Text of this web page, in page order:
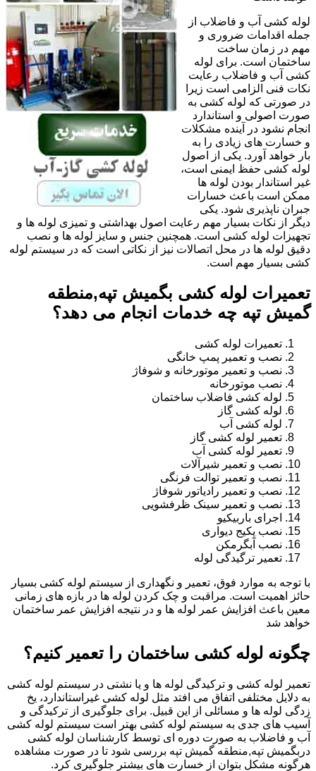
لوله کشی آب و فاضلاب از
جمله اقدامات ضروری و
مهم در زمان ساخت
ساختمان است. برای لوله
کشی آب و فاضلاب رعایت
نکات فنی الزامی است زیرا
در صورتی که لوله کشی به
صورت اصولی و استاندارد
انجام نشود در آینده مشکلات
و خسارت های زیادی را به
بار خواهد آورد. یکی از اصول
لوله کشی حفظ ایمنی است،
غیر استاندار بودن لوله ها
ممکن است باعث خسارات
جبران ناپذیری شود. یکی
دیگر از نکات بسیار مهم رعایت اصول بهداشتی و تمیزی لوله ها و
تجهیزات لوله کشی است. همچنین جنس و سایز لوله ها و نصب
دقیق لوله ها در محل اتصالات نیز از نکاتی است که در سیستم لوله
کشی بسیار مهم است.
تعمیرات لوله کشی بگمیش تپه,منطقه
گمیش تپه چه خدمات انجام می دهد؟
تعمیرات لوله کشی
نصب و تعمیر پمپ خانگی
نصب و تعمیر موتورخانه و شوفاژ
نصب موتورخانه
لوله کشی فاضلاب ساختمان
لوله کشی گاز
لوله کشی آب
تعمیر لوله کشی گاز
تعمیر لوله کشی آب
نصب و تعمیر شیرآلات
نصب و تعمیر توالت فرنگی
نصب و تعمیر رادیاتور شوفاژ
نصب و تعمیر سینک ظرفشویی
اجرای باربیکیو
نصب پکیج دیواری
نصب آبگرمکن
تعمیر ترگیدگی لوله
با توجه به موارد فوق، تعمیر و نگهداری از سیستم لوله کشی بسیار
حائز اهمیت است. مراقبت و چک کردن لوله ها در بازه های زمانی
معین باعث افزایش عمر لوله ها و در نتیجه افزایش عمر ساختمان
خواهد شد
چگونه لوله کشی ساختمان را تعمیر کنیم؟
تعمیر لوله کشی و ترکیدگی لوله ها و یا نشتی در سیستم لوله کشی
به دلایل مختلفی اتفاق می افتد مثل لوله کشی غیراستاندارد، یخ
زدگی لوله ها و مسائلی از این قبیل. برای جلوگیری از ترکیدگی و
آسیب های جدی به سیستم لوله کشی بهتر است سیستم لوله کشی
آب و فاضلاب به صورت دوره ای توسط کارشناسان لوله کشی
دربگمیش تپه,منطقه گمیش تپه بررسی شود تا در صورت مشاهده
هرگونه مشکل بتوان از خسارت های بیشتر جلوگیری کرد.